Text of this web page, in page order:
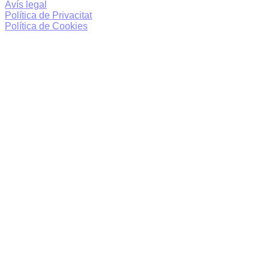
Avís legal
Política de Privacitat
Política de Cookies